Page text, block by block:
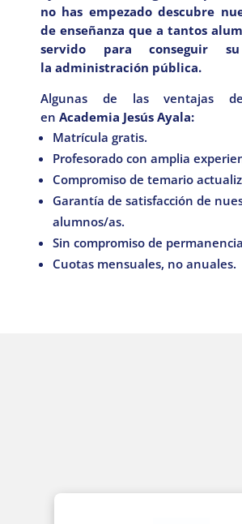
no has empezado descubre
de enseñanza que a tantos
servido para conseguir
la administración pública.
Algunas de las ventajas
en Academia Jesús Ayala:
Matrícula gratis.
Profesorado con amplia
Compromiso de temario
Garantía de satisfacción de
alumnos/as.
Sin compromiso de
Cuotas mensuales, no anuales.